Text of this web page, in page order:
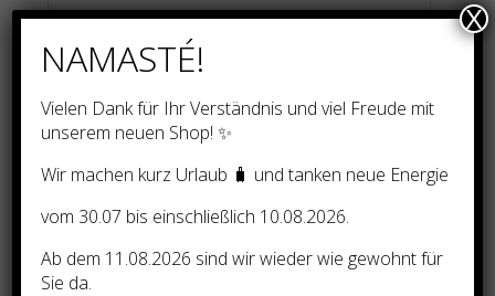
Es gibt noch keine Rezensionen.
Schreibe die erste Rezension für „6
Ayurveda-/Kräuteressenzsysteme (Rundum
Paket – Gesunder Lebensstil) – Mehrteilige
Fernausbildung!“
veröffentlicht. Erforderliche Felder sind mit
markiert
NAMASTÉ!
Vielen Dank für Ihr Verständnis und viel Freude mit
unserem neuen Shop! ✨
Wir machen kurz Urlaub 🧳 und tanken neue Energie
vom 30.07 bis einschließlich 10.08.2026.
Ab dem 11.08.2026 sind wir wieder wie gewohnt für
Sie da.
X